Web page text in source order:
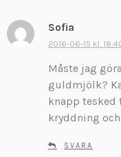
Sofia
k
i
v
e
r
2016-06-15 kl.
Måste jag
guldmjölk?
knapp
kryddning
SVARA